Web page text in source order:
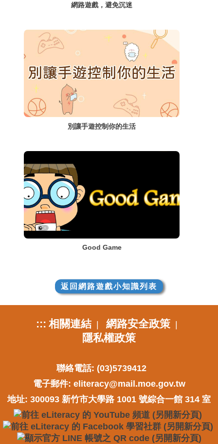
網路遊戲，避免沉迷
別讓手遊控制你的生活
Good Game
返回網路遊戲小知識列表
::: 相關連結| 網路安全政策|
隱私權政策
聯絡電話: (03)5739412
電子郵件: eliteracy@mail.moe.gov.tw
地址: 300093 新竹市大學路 1001 號綜合一館 314 室